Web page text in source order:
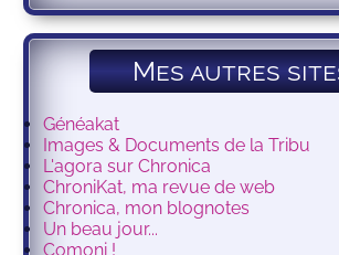
Mes autres
Généakat
Images & Documents de la Tribu
L'agora sur Chronica
ChroniKat, ma revue de web
Chronica, mon blognotes
Un beau jour...
Comoni !